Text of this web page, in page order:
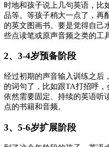
时地和孩子说上几句英语，比
品等。等孩子稍大一点了，再
的英文图画书。要是觉得自己
些点读笔或原声音频之类的工
2、3-4岁预备阶段
经过初期的声音输入训练之后
的词句了，比如跟TA打招呼，
依然需要固定、持续的英语听
点的书籍和音频。
3、5-6岁扩展阶段